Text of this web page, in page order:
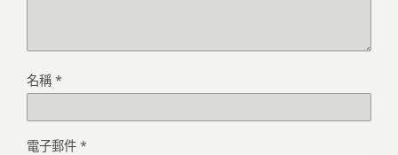
名稱 *
電子郵件 *